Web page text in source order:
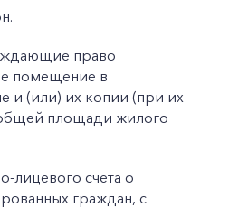
право
помещение в
и (или) их копии (при их
площади жилого
лицевого счета о
граждан, с